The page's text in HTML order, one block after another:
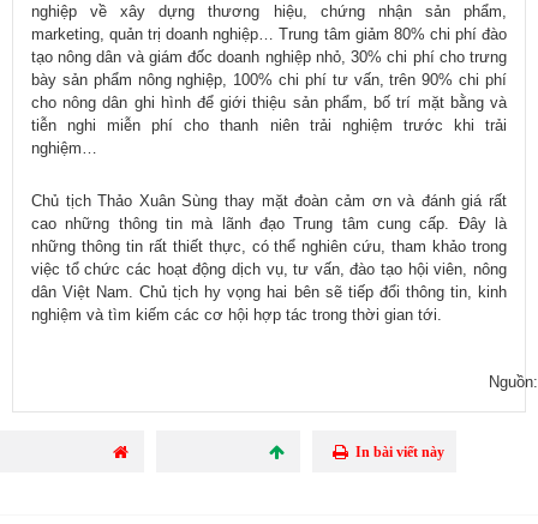
nghiệp về xây dựng thương hiệu, chứng nhận sản phẩm,
marketing, quản trị doanh nghiệp… Trung tâm giảm 80% chi phí đào
tạo nông dân và giám đốc doanh nghiệp nhỏ, 30% chi phí cho trưng
bày sản phẩm nông nghiệp, 100% chi phí tư vấn, trên 90% chi phí
cho nông dân ghi hình để giới thiệu sản phẩm, bố trí mặt bằng và
tiễn nghi miễn phí cho thanh niên trải nghiệm trước khi trải
nghiệm…
Chủ tịch Thảo Xuân Sùng thay mặt đoàn cảm ơn và đánh giá rất
cao những thông tin mà lãnh đạo Trung tâm cung cấp. Đây là
những thông tin rất thiết thực, có thể nghiên cứu, tham khảo trong
việc tổ chức các hoạt động dịch vụ, tư vấn, đào tạo hội viên, nông
dân Việt Nam. Chủ tịch hy vọng hai bên sẽ tiếp đổi thông tin, kinh
nghiệm và tìm kiếm các cơ hội hợp tác trong thời gian tới.
In bài viết này